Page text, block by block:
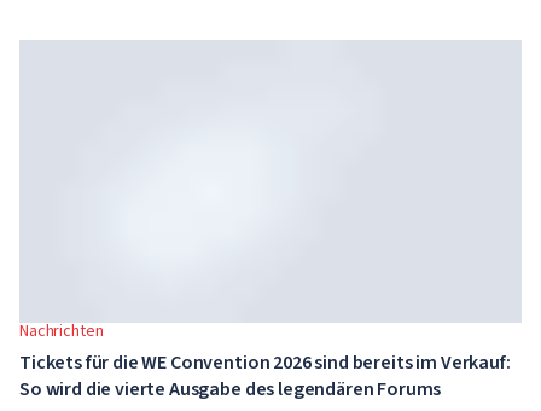
Nachrichten
Tickets für die WE Convention 2026 sind bereits im Verkauf:
So wird die vierte Ausgabe des legendären Forums